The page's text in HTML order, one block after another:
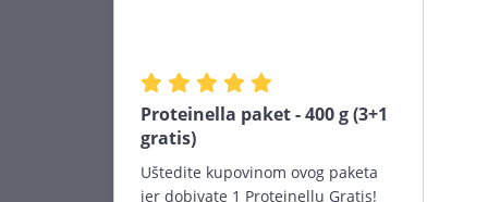
Proteinella paket - 400 g (3+1
gratis)
Uštedite kupovinom ovog paketa
jer dobivate 1 Proteinellu Gratis!